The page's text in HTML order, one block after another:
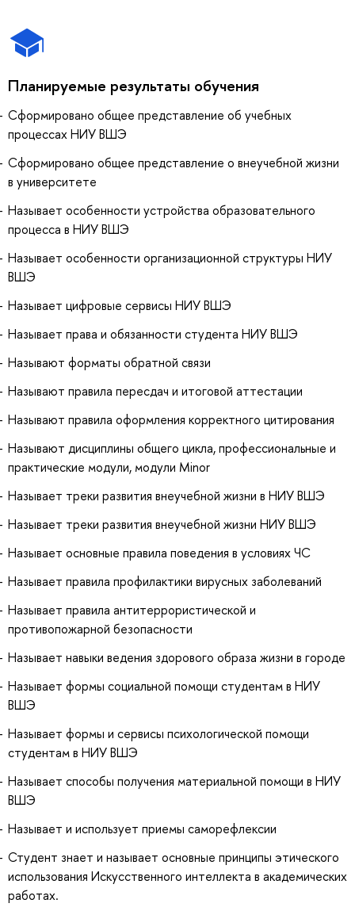
Планируемые результаты обучения
Сформировано общее представление об учебных
процессах НИУ ВШЭ
Сформировано общее представление о внеучебной жизни
в университете
Называет особенности устройства образовательного
процесса в НИУ ВШЭ
Называет особенности организационной структуры НИУ
ВШЭ
Называет цифровые сервисы НИУ ВШЭ
Называет права и обязанности студента НИУ ВШЭ
Называют форматы обратной связи
Называют правила пересдач и итоговой аттестации
Называют правила оформления корректного цитирования
Называют дисциплины общего цикла, профессиональные и
практические модули, модули Minor
Называет треки развития внеучебной жизни в НИУ ВШЭ
Называет треки развития внеучебной жизни НИУ ВШЭ
Называет основные правила поведения в условиях ЧС
Называет правила профилактики вирусных заболеваний
Называет правила антитеррористической и
противопожарной безопасности
Называет навыки ведения здорового образа жизни в городе
Называет формы социальной помощи студентам в НИУ
ВШЭ
Называет формы и сервисы психологической помощи
студентам в НИУ ВШЭ
Называет способы получения материальной помощи в НИУ
ВШЭ
Называет и использует приемы саморефлексии
Студент знает и называет основные принципы этического
использования Искусственного интеллекта в академических
работах.